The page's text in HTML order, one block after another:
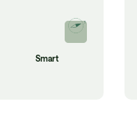
Smart